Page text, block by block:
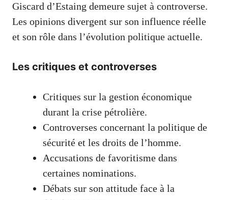
Giscard d’Estaing demeure sujet à controverse.
Les opinions divergent sur son influence réelle
et son rôle dans l’évolution politique actuelle.
Les critiques et controverses
Critiques sur la gestion économique
durant la crise pétrolière.
Controverses concernant la politique de
sécurité et les droits de l’homme.
Accusations de favoritisme dans
certaines nominations.
Débats sur son attitude face à la